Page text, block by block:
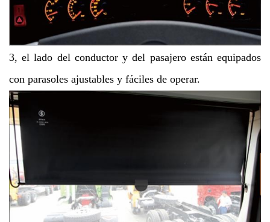
3, el lado del conductor y del pasajero están equipados
con parasoles ajustables y fáciles de operar.